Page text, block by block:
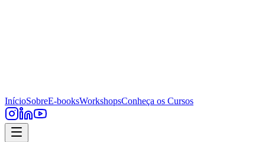
InícioSobreE-booksWorkshopsConheça os Cursos